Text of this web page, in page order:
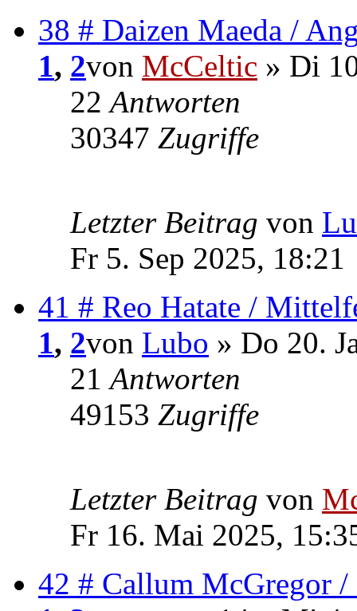
38 # Daizen Maeda /
1, 2von McCeltic » Di
22Antworten
30347 Zugriffe
Letzter Beitrag von
Fr 5. Sep 2025, 18:21
41 # Reo Hatate /
1, 2von Lubo » Do 20.
21Antworten
49153 Zugriffe
Letzter Beitrag von
Fr 16. Mai 2025,
42 # Callum McGregor